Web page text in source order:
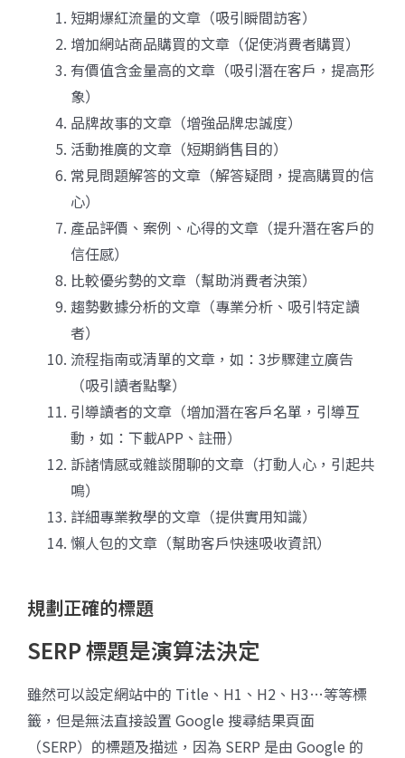
短期爆紅流量的文章（吸引瞬間訪客）
增加網站商品購買的文章（促使消費者購買）
有價值含金量高的文章（吸引潛在客戶，提高形
象）
品牌故事的文章（增強品牌忠誠度）
活動推廣的文章（短期銷售目的）
常見問題解答的文章（解答疑問，提高購買的信
心）
產品評價、案例、心得的文章（提升潛在客戶的
信任感）
比較優劣勢的文章（幫助消費者決策）
趨勢數據分析的文章（專業分析、吸引特定讀
者）
流程指南或清單的文章，如：3步驟建立廣告
（吸引讀者點擊）
引導讀者的文章（增加潛在客戶名單，引導互
動，如：下載APP、註冊）
訴諸情感或雜談閒聊的文章（打動人心，引起共
鳴）
詳細專業教學的文章（提供實用知識）
懶人包的文章（幫助客戶快速吸收資訊）
規劃正確的標題
SERP 標題是演算法決定
雖然可以設定網站中的 Title、H1、H2、H3…等等標
籤，但是無法直接設置 Google 搜尋結果頁面
（SERP）的標題及描述，因為 SERP 是由 Google 的